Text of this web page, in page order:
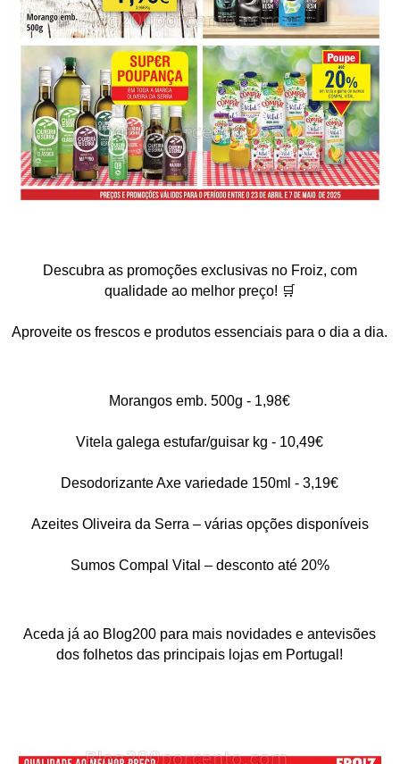
Descubra as promoções exclusivas no Froiz, com
qualidade ao melhor preço! 🛒
Aproveite os frescos e produtos essenciais para o dia a dia.
Morangos emb. 500g - 1,98€
Vitela galega estufar/guisar kg - 10,49€
Desodorizante Axe variedade 150ml - 3,19€
Azeites Oliveira da Serra – várias opções disponíveis
Sumos Compal Vital – desconto até 20%
Aceda já ao Blog200 para mais novidades e antevisões
dos folhetos das principais lojas em Portugal!